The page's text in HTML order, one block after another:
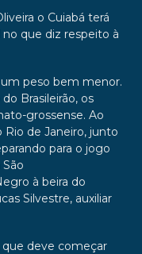
o Cuiabá terá
que diz respeito à
peso bem menor.
Brasileirão, os
grossense. Ao
Rio de Janeiro, junto
para o jogo
à beira do
Silvestre, auxiliar
que deve começar